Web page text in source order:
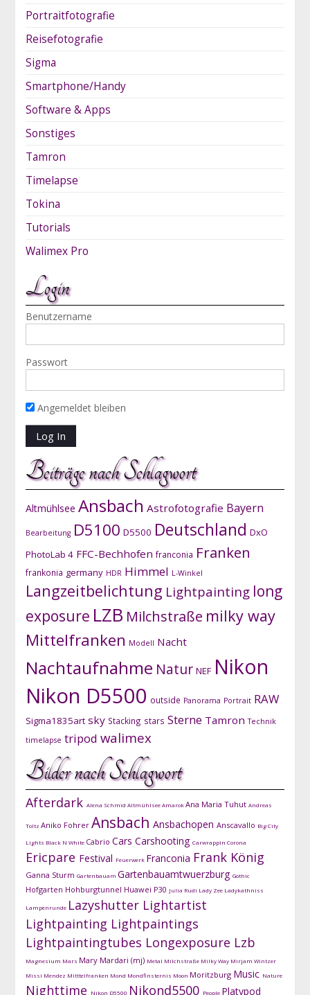
Portraitfotografie
Reisefotografie
Sigma
Smartphone/Handy
Software & Apps
Sonstiges
Tamron
Timelapse
Tokina
Tutorials
Walimex Pro
Login
Benutzername
Passwort
Angemeldet bleiben
Beiträge nach Schlagwort
Altmühlsee Ansbach Astrofotografie Bayern
Bearbeitung D5100 D5500 Deutschland DxO
PhotoLab 4 FFC-Bechhofen franconia Franken
frankonia germany HDR Himmel L-Winkel
Langzeitbelichtung Lightpainting long
exposure LZB Milchstraße milky way
Mittelfranken Modell Nacht
Nachtaufnahme Natur NEF Nikon
Nikon D5500 outside Panorama Portrait RAW
Sigma1835art sky Stacking stars Sterne Tamron Technik
timelapse tripod walimex
Bilder nach Schlagwort
Afterdark Alena Schmid AltmühlseeAmarokAna Maria Tuhut Andreas
Toltz Aniko Fohrer Ansbach Ansbachopen Anscavallo Big City
Lights Black N White Cabrio Cars Carshooting Carwrappin Corona
Ericpare Festival Feuerwerk Franconia Frank König
Ganna Sturm Gartenbauam Gartenbauamtwuerzburg Gothic
Hofgarten Hohburgtunnel Huawei P30 Julia Rudi Lady Zee Ladykathniss
Lampenrunde Lazyshutter Lightartist
Lightpainting Lightpaintings
Lightpaintingtubes Longexposure Lzb
Magnesium Mars Mary Mardari (mj) Metal Milchstraße Milky Way Mirjam Wintzer
Missi Mendez Mitttelfranken Mond Mondfinsternis Moon Moritzburg Music Nature
Nighttime Nikon D5500 Nikond5500 People Platypod